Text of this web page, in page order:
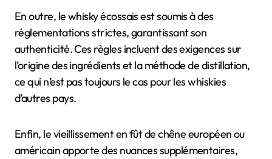
En outre, le whisky écossais est soumis à des
réglementations strictes, garantissant son
authenticité. Ces règles incluent des exigences sur
l’origine des ingrédients et la méthode de distillation,
ce qui n’est pas toujours le cas pour les whiskies
d’autres pays.
Enfin, le vieillissement en fût de chêne européen ou
américain apporte des nuances supplémentaires,